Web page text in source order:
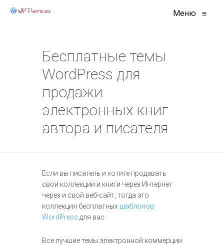
Меню ≡
Бесплатные темы
WordPress для
продажи
электронных книг
автора и писателя
Если вы писатель и хотите продавать
свои коллекции и книги через Интернет
через и свой веб-сайт, тогда это
коллекция бесплатных шаблонов
WordPress для вас.
Все лучшие темы электронной коммерции